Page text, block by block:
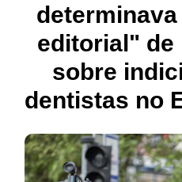
editorial" de
sobre
dentistas no